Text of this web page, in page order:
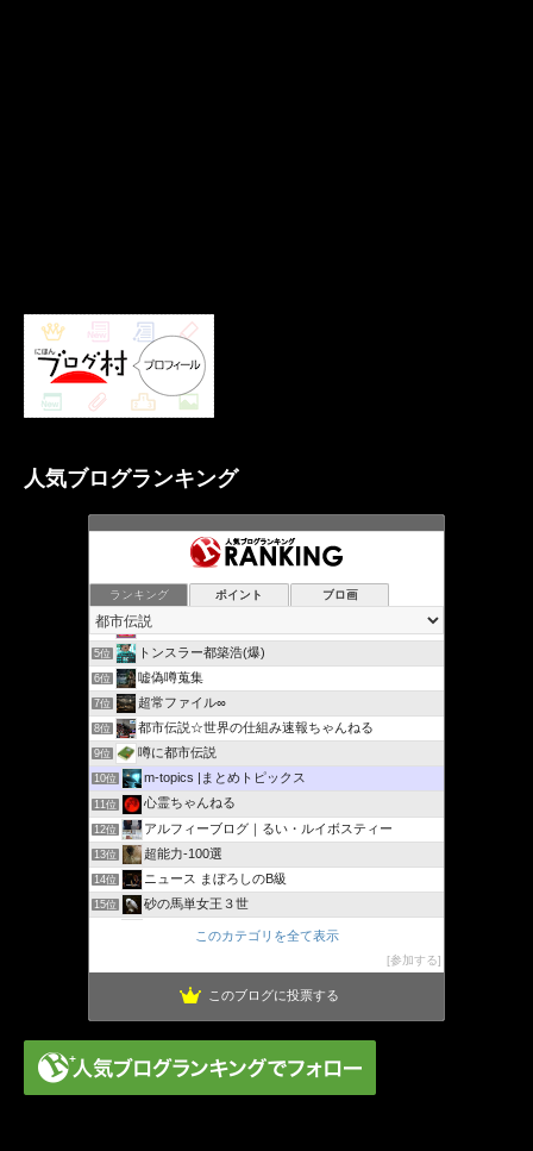
人気ブログランキング
ランキング ポイント ブロ画
摩訶不思議の世界（未曾有写真 ）峠の祥龍
4位 摩訶不思議の世界《未曾有（みぞう）写真》
5位 トンスラー都築浩(爆)
6位 嘘偽噂蒐集
7位 超常ファイル∞
8位 都市伝説☆世界の仕組み速報ちゃんねる
9位 噂に都市伝説
10位 m-topics |まとめトピックス
11位 心霊ちゃんねる
12位 アルフィーブログ｜るい・ルイボスティー
13位 超能力-100選
14位 ニュース まぼろしのB級
15位 砂の馬単女王３世
このカテゴリを全て表示
参加する
このブログに投票する